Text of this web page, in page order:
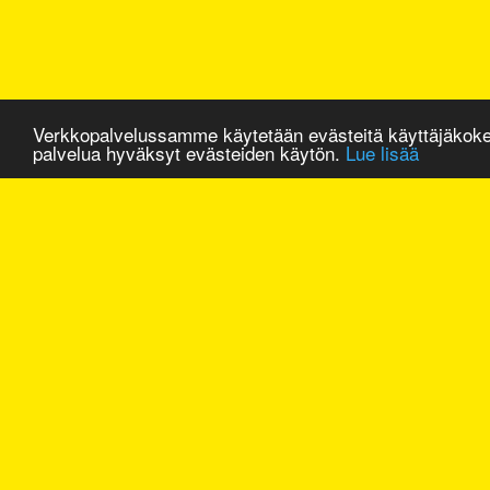
Verkkopalvelussamme käytetään evästeitä
palvelua hyväksyt evästeiden käytön. Lue lisää